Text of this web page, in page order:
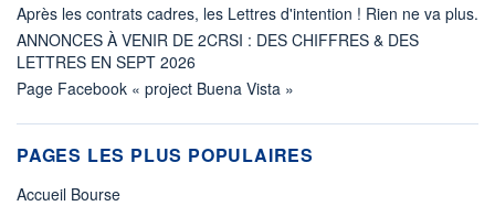
Après les contrats cadres, les Lettres d'intention ! Rien ne va plus.
ANNONCES À VENIR DE 2CRSI : DES CHIFFRES & DES
LETTRES EN SEPT 2026
Page Facebook « project Buena Vista »
PAGES LES PLUS POPULAIRES
Accueil Bourse